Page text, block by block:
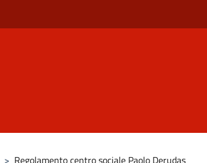
> Regolamento centro sociale Paolo Derudas